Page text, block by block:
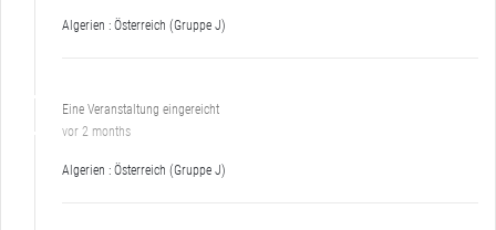
Algerien : Österreich (Gruppe J)
Eine Veranstaltung eingereicht
vor 2 months
Algerien : Österreich (Gruppe J)